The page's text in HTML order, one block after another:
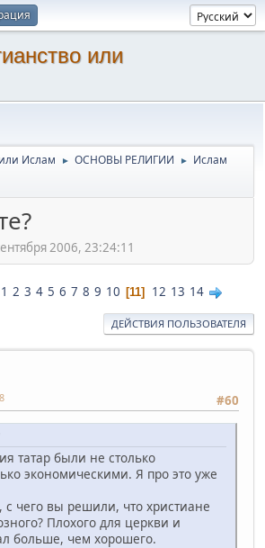
или
Ислам ► ОСНОВЫ РЕЛИГИИ ► Ислам
2006, 23:24:11
1 2 3 4 5 6 7 8 9 10 11 12 13 14
ДЕЙСТВИЯ ПОЛЬЗОВАТЕЛЯ
#60
татар были не столько
экономическими. Я про это уже
с чего вы решили, что христиане
Плохого для церкви и
больше, чем хорошего.